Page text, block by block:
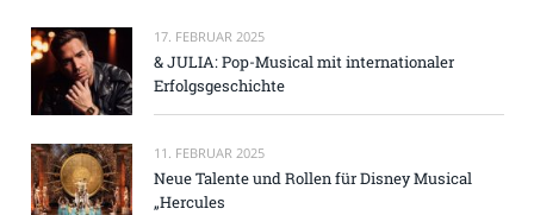
17. FEBRUAR 2025
& JULIA: Pop-Musical mit internationaler
Erfolgsgeschichte
11. FEBRUAR 2025
Neue Talente und Rollen für Disney Musical
„Hercules